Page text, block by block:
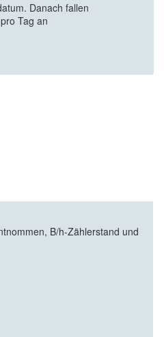
Danach fallen
Tag an
B/h-Zählerstand und